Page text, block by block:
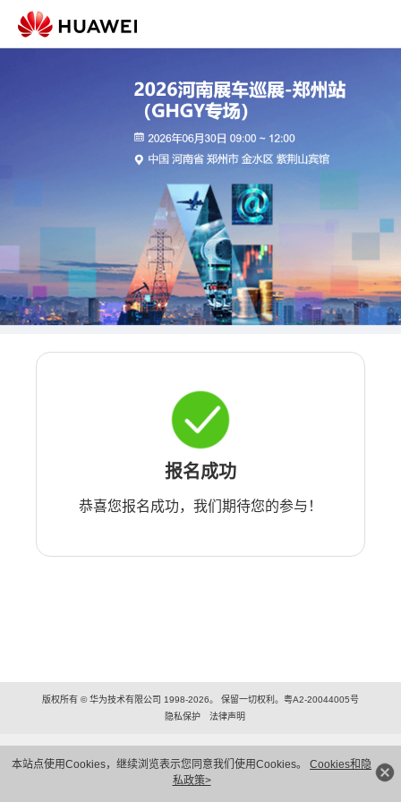
本站点使用Cookies，继续浏览表示您同意我们使用Cookies。 Cookies和隐
私政策>
报名成功
恭喜您报名成功，我们期待您的参与！
版权所有 © 华为技术有限公司 1998-2026。 保留一切权利。粤A2-20044005号
隐私保护
法律声明